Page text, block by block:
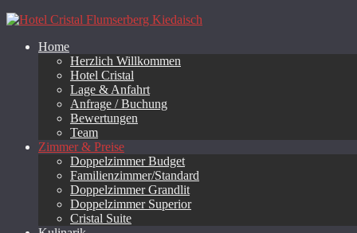
Home
Herzlich Willkommen
Hotel Cristal
Lage & Anfahrt
Anfrage / Buchung
Bewertungen
Team
Zimmer & Preise
Doppelzimmer Budget
Familienzimmer/Standard
Doppelzimmer Grandlit
Doppelzimmer Superior
Cristal Suite